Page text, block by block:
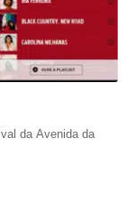
da Avenida da